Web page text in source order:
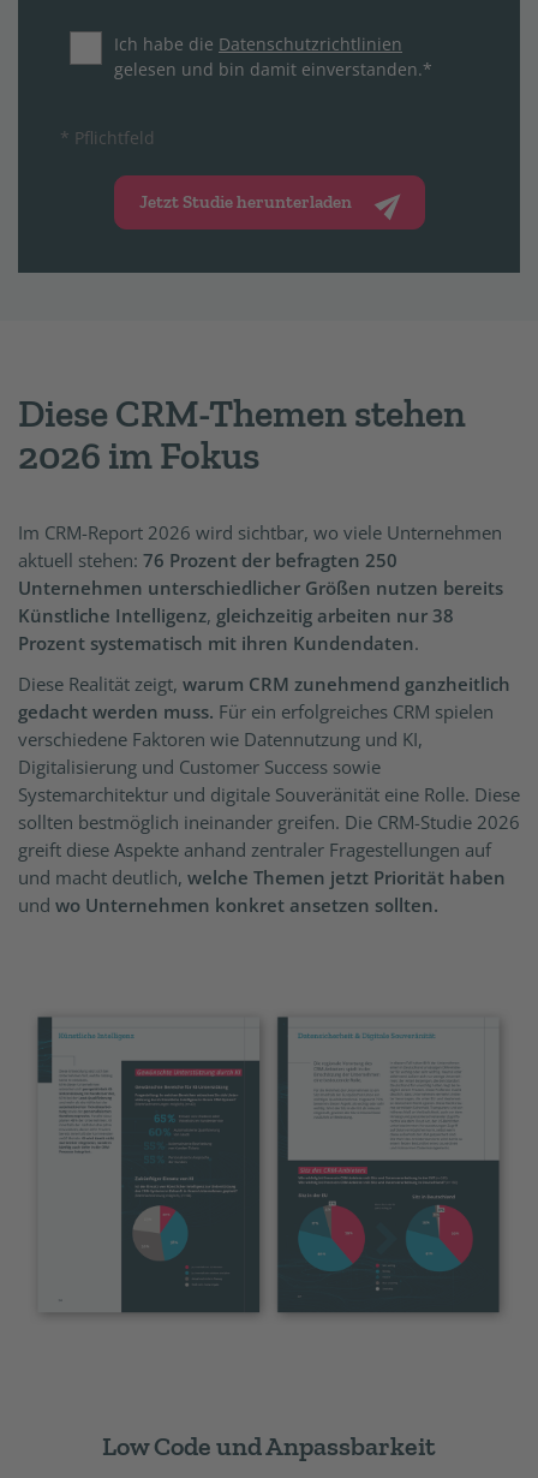
Ich habe die Datenschutzrichtlinien
gelesen und bin damit einverstanden.*
* Pflichtfeld
Jetzt Studie herunterladen
Diese CRM-Themen stehen
2026 im Fokus
Im CRM-Report 2026 wird sichtbar, wo viele Unternehmen
aktuell stehen: 76 Prozent der befragten 250
Unternehmen unterschiedlicher Größen nutzen bereits
Künstliche Intelligenz, gleichzeitig arbeiten nur 38
Prozent systematisch mit ihren Kundendaten.
Diese Realität zeigt, warum CRM zunehmend ganzheitlich
gedacht werden muss. Für ein erfolgreiches CRM spielen
verschiedene Faktoren wie Datennutzung und KI,
Digitalisierung und Customer Success sowie
Systemarchitektur und digitale Souveränität eine Rolle. Diese
sollten bestmöglich ineinander greifen. Die CRM-Studie 2026
greift diese Aspekte anhand zentraler Fragestellungen auf
und macht deutlich, welche Themen jetzt Priorität haben
und wo Unternehmen konkret ansetzen sollten.
Low Code und Anpassbarkeit